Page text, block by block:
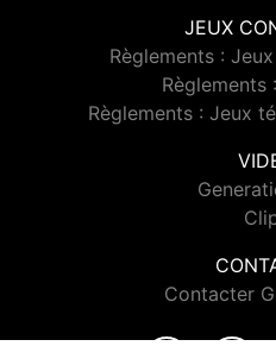
JEUX
Règlements :
Règlements
Règlements : Jeux
Contacter